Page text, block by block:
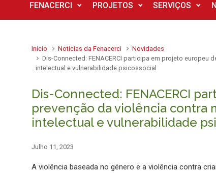
FENACERCI PROJETOS SERVIÇOS
Início Notícias da Fenacerci
Novidades
Dis-Connected: FENACERCI participa em projeto
intelectual e vulnerabilidade psicossocial
Dis-Connected: FENACERCI
prevenção da violência contra
intelectual e vulnerabilidade
Julho 11, 2023
A violência baseada no género e a violência contra